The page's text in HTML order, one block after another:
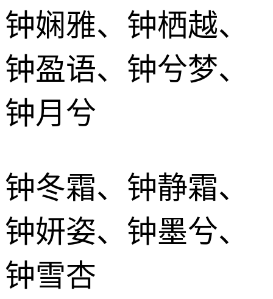
钟娴雅、钟栖越、
钟盈语、钟兮梦、
钟月兮
钟冬霜、钟静霜、
钟妍姿、钟墨兮、
钟雪杏